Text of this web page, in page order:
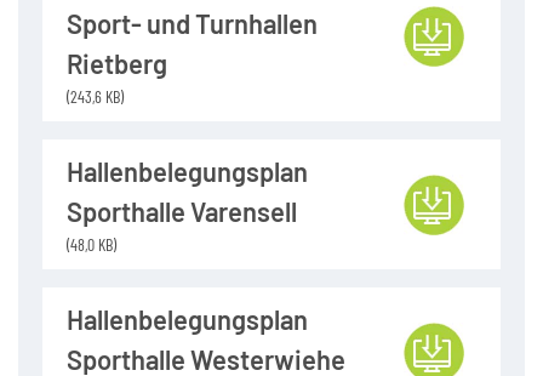
Sport- und Turnhallen
Rietberg
(243,6 KB)
Hallenbelegungsplan
Sporthalle Varensell
(48,0 KB)
Hallenbelegungsplan
Sporthalle Westerwiehe